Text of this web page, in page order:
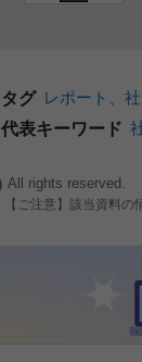
タグ レポート
代表キーワード
All rights reserved.
【ご注意】該当資料